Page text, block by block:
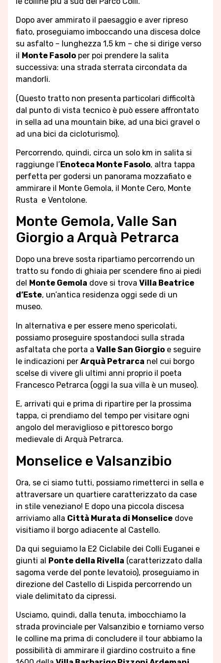
Dopo aver ammirato il paesaggio e aver ripreso
fiato, proseguiamo imboccando una discesa dolce
su asfalto – lunghezza 1,5 km – che si dirige verso
il
Monte Fasolo per poi prendere la salita
successiva: una strada sterrata circondata da
mandorli.
(Questo tratto non presenta particolari difficoltà
dal punto di vista tecnico è può essere affrontato
in sella ad una mountain bike, ad una bici gravel o
ad una bici da cicloturismo).
Percorrendo, quindi, circa un solo km in salita si
raggiunge l’Enoteca Monte Fasolo, altra tappa
perfetta per godersi un panorama mozzafiato e
ammirare il Monte Gemola, il Monte Cero, Monte
Rusta e Ventolone.
Monte Gemola, Valle San
Giorgio a Arquà Petrarca
Dopo una breve sosta ripartiamo percorrendo un
tratto su fondo di ghiaia per scendere fino ai piedi
del Monte Gemola dove si trova Villa Beatrice
d’Este, un’antica residenza oggi sede di un
museo.
In alternativa e per essere meno spericolati,
possiamo proseguire spostandoci sulla strada
asfaltata che porta a Valle San Giorgio e seguire
le indicazioni per Arquà Petrarca nel cui borgo
scelse di vivere gli ultimi anni proprio il poeta
Francesco Petrarca (oggi la sua villa è un museo).
E, arrivati qui e prima di ripartire per la prossima
tappa, ci prendiamo del tempo per visitare ogni
angolo del meraviglioso e pittoresco borgo
medievale di Arquà Petrarca.
Monselice e Valsanzibio
Ora, se ci siamo tutti, possiamo rimetterci in sella e
attraversare un quartiere caratterizzato da case
in stile veneziano! E dopo una piccola discesa
arriviamo alla Città Murata di Monselice dove
visitiamo il borgo adiacente al Castello.
Da qui seguiamo la E2 Ciclabile dei Colli Euganei e
giunti al Ponte della Rivella (caratterizzato dalla
sagoma verde del ponte levatoio), proseguiamo in
direzione del Castello di Lispida percorrendo un
viale delimitato da cipressi.
Usciamo, quindi, dalla tenuta, imbocchiamo la
strada provinciale per Valsanzibio e torniamo verso
le colline ma prima di concludere il tour abbiamo la
possibilità di ammirare il giardino costruito a fine